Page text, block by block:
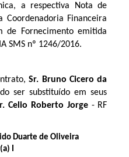
a respectiva Nota de
Financeira
de Fornecimento emitida
SMS nº 1246/2016.
Sr. Bruno Cicero da
ser substituído em seus
Celio Roberto Jorge - RF
Duarte de Oliveira
I